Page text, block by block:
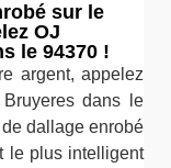
sur le
OJ
le 94370 !
argent, appelez
dans le
dallage enrobé
le plus intelligent